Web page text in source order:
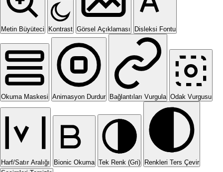
Metin Büyüteci Kontrast Görsel Açıklaması Disleksi Fontu
Okuma Maskesi Animasyon Durdur Bağlantıları Vurgula Odak Vurgusu
Harf/Satır Aralığı Bionic Okuma Tek Renk (Gri)
Renkleri Ters Çevir